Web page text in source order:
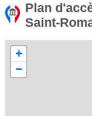
Plan
Saint-
+
−